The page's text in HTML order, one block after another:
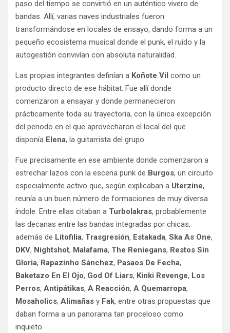
paso del tiempo se convirtió en un auténtico vivero de
bandas. Allí, varias naves industriales fueron
transformándose en locales de ensayo, dando forma a un
pequeño ecosistema musical donde el punk, el ruido y la
autogestión convivían con absoluta naturalidad.
Las propias integrantes definían a Koñote Vil como un
producto directo de ese hábitat. Fue allí donde
comenzaron a ensayar y donde permanecieron
prácticamente toda su trayectoria, con la única excepción
del periodo en el que aprovecharon el local del que
disponía Elena, la guitarrista del grupo.
Fue precisamente en ese ambiente donde comenzaron a
estrechar lazos con la escena punk de Burgos, un circuito
especialmente activo que, según explicaban a Uterzine,
reunía a un buen número de formaciones de muy diversa
índole. Entre ellas citaban a Turbolakras, probablemente
las decanas entre las bandas integradas por chicas,
además de Litofilia, Trasgresión, Estakada, Ska As One,
DKV, Nightshot, Malafama, The Reniegans, Restos Sin
Gloria, Rapazinho Sánchez, Pasaos De Fecha,
Baketazo En El Ojo, God Of Liars, Kinki Revenge, Los
Perros, Antipátikas, A Reacción, A Quemarropa,
Mosaholics, Alimañas y Fak, entre otras propuestas que
daban forma a un panorama tan proceloso como
inquieto.